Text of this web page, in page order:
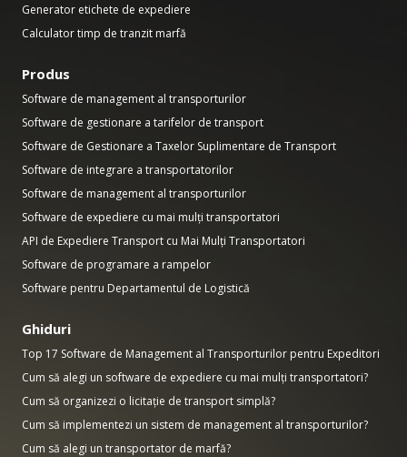
Generator etichete de expediere
Calculator timp de tranzit marfă
Produs
Software de management al transporturilor
Software de gestionare a tarifelor de transport
Software de Gestionare a Taxelor Suplimentare de Transport
Software de integrare a transportatorilor
Software de management al transporturilor
Software de expediere cu mai mulți transportatori
API de Expediere Transport cu Mai Mulți Transportatori
Software de programare a rampelor
Software pentru Departamentul de Logistică
Ghiduri
Top 17 Software de Management al Transporturilor pentru Expeditori
Cum să alegi un software de expediere cu mai mulți transportatori?
Cum să organizezi o licitație de transport simplă?
Cum să implementezi un sistem de management al transporturilor?
Cum să alegi un transportator de marfă?